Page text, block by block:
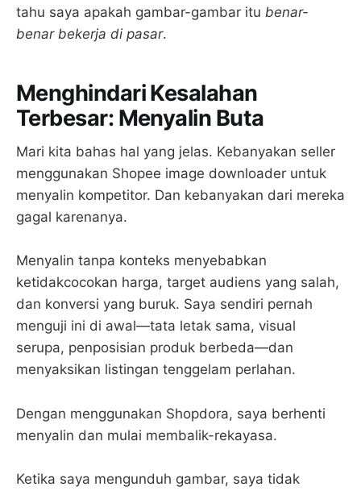
tahu saya apakah gambar-gambar itu benar-
benar bekerja di pasar.
Menghindari Kesalahan
Terbesar: Menyalin Buta
Mari kita bahas hal yang jelas. Kebanyakan seller
menggunakan Shopee image downloader untuk
menyalin kompetitor. Dan kebanyakan dari mereka
gagal karenanya.
Menyalin tanpa konteks menyebabkan
ketidakcocokan harga, target audiens yang salah,
dan konversi yang buruk. Saya sendiri pernah
menguji ini di awal—tata letak sama, visual
serupa, penposisian produk berbeda—dan
menyaksikan listingan tenggelam perlahan.
Dengan menggunakan Shopdora, saya berhenti
menyalin dan mulai membalik-rekayasa.
Ketika saya mengunduh gambar, saya tidak